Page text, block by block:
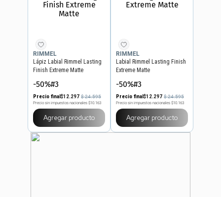
RIMMEL
Lápiz Labial Rimmel Lasting
Finish Extreme Matte
-50%#3
Precio final$12.297 $24.595
Precio sin impuestos nacionales $10.163
Agregar producto
RIMMEL
Labial Rimmel Lasting Finish
Extreme Matte
-50%#3
Precio final$12.297 $24.595
Precio sin impuestos nacionales $10.163
Agregar producto